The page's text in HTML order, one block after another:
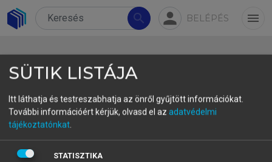
search person BELÉPÉS menu
A TERMINOLÓGIAI MUNKA A
KOMPLEX DOKUMENTÁCIÓS
SÜTIK LISTÁJA
Itt láthatja és testreszabhatja az önről gyűjtött információkat.
További információért kérjük, olvasd el az adatvédelmi
tájékoztatónkat.
STATISZTIKA